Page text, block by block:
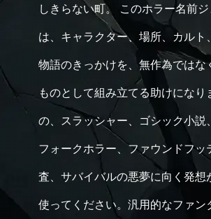
しきらない町。 このホラー名前
は、キャラクター、場所、カルト
物語のきっかけを、無作為ではな
ものとして組み立てる助けになり
の、スラッシャー、ゴシック小説
フォークホラー、ファウンドフッ
査、サバイバルの悪夢に向く発想
使ってください。汎用的なファン